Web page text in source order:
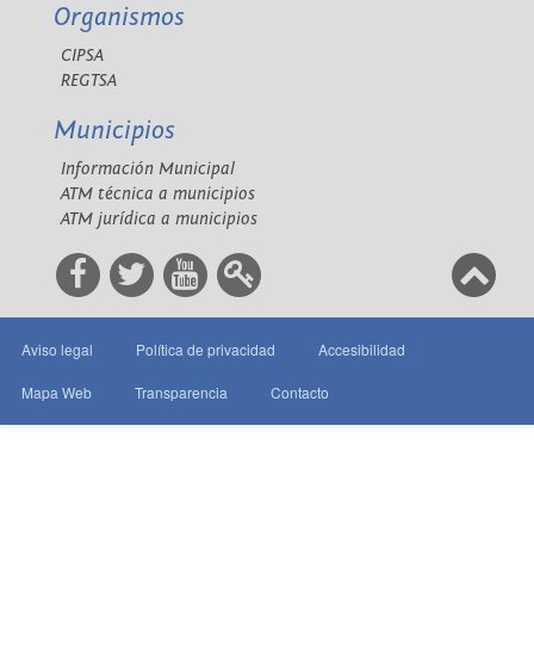
Organismos
CIPSA
REGTSA
Municipios
Información Municipal
ATM técnica a municipios
ATM jurídica a municipios
Aviso legal Política de privacidad Accesibilidad
Mapa Web Transparencia Contacto